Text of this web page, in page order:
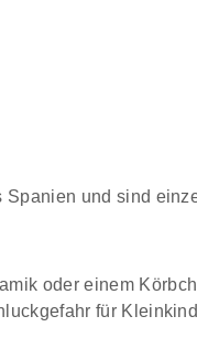
und sind
oder einem
für